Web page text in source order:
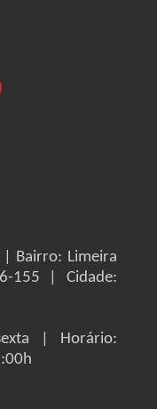
| Bairro: Limeira
155 | Cidade:
| Horário: